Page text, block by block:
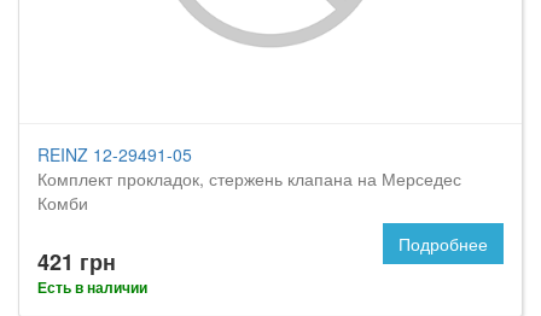
REINZ 12-29491-05
Комплект прокладок, стержень клапана на Мерседес
Комби
421 грн
Есть в наличии
Подробнее